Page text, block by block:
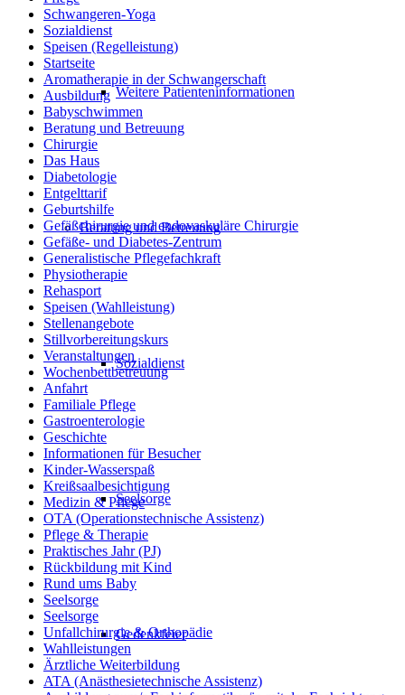
Weitere Patienteninformationen
Beratung und Betreuung
Sozialdienst
Seelsorge
Gedenkfeier
Schwangeren-Yoga
Sozialdienst
Speisen (Regelleistung)
Startseite
Aromatherapie in der Schwangerschaft
Ausbildung
Babyschwimmen
Beratung und Betreuung
Chirurgie
Das Haus
Diabetologie
Entgelttarif
Geburtshilfe
Gefäßchirurgie und endovaskuläre Chirurgie
Gefäße- und Diabetes-Zentrum
Generalistische Pflegefachkraft
Physiotherapie
Rehasport
Speisen (Wahlleistung)
Stellenangebote
Stillvorbereitungskurs
Veranstaltungen
Wochenbettbetreuung
Anfahrt
Familiale Pflege
Gastroenterologie
Geschichte
Informationen für Besucher
Kinder-Wasserspaß
Kreißsaalbesichtigung
Medizin & Pflege
OTA (Operationstechnische Assistenz)
Pflege & Therapie
Praktisches Jahr (PJ)
Rückbildung mit Kind
Rund ums Baby
Seelsorge
Seelsorge
Unfallchirurgie & Orthopädie
Wahlleistungen
Ärztliche Weiterbildung
ATA (Anästhesietechnische Assistenz)